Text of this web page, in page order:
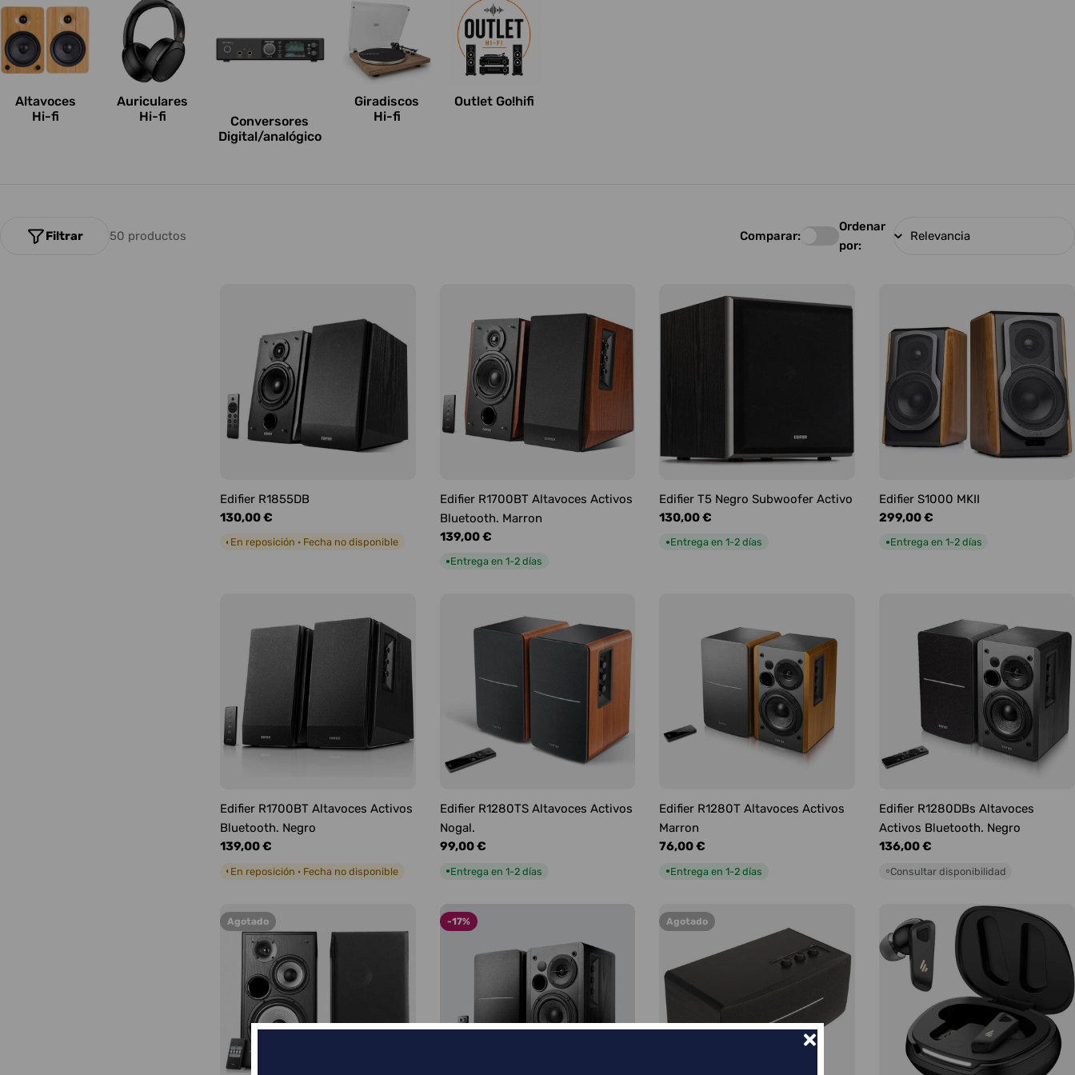
l
e
cAltavoces
Hi-fi
Auriculares
Hi-fi
Conversores
Digital/analógico
Giradiscos
Hi-fi
Outlet Go!hifi
50 productos
Filtrar Comparar:
Ordenar
por:
Edifier R1855DB
Precio
habitual
130,00 €
◐ En reposición · Fecha no disponible
Edifier R1700BT Altavoces Activos
Bluetooth. Marron
Precio
habitual
139,00 €
●Entrega en 1-2 días
Edifier T5 Negro Subwoofer Activo
Precio
habitual
130,00 €
●Entrega en 1-2 días
Edifier S1000 MKII
Precio
habitual
299,00 €
●Entrega en 1-2 días
Edifier R1700BT Altavoces Activos
Bluetooth. Negro
Precio
139,00 €
◐ En reposición · Fecha no disponible
Edifier R1280TS Altavoces Activos
Nogal.
Precio
99,00 €
●Entrega en 1-2 días
Edifier R1280T Altavoces Activos
Marron
Precio
76,00 €
●Entrega en 1-2 días
Edifier R1280DBs Altavoces
Activos Bluetooth. Negro
Precio
136,00 €
○Consultar disponibilidad
Agotado -17% Agotado